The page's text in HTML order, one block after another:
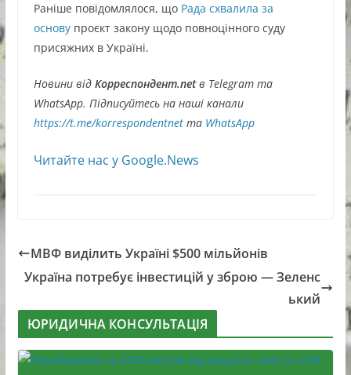
Раніше повідомлялося, що Рада схвалила за
основупроєкт закону щодо повноцінного суду
присяжних в Україні.
Новини відКорреспондент.netв Telegram та
WhatsApp. Підписуйтесь на наші канали
https://t.me/korrespondentnetта WhatsApp
Читайте нас у Google.News
МВФ виділить Україні $500 мільйонів
Україна потребує інвестицій у зброю — Зеленс
ький
ЮРИДИЧНА КОНСУЛЬТАЦІЯ